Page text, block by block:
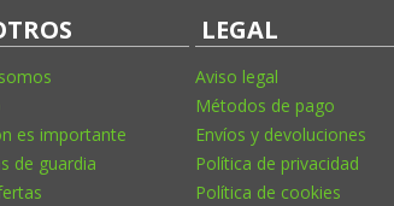
es importante
de guardia
LEGAL
Aviso legal
Métodos de pago
Envíos y devoluciones
Política de privacidad
Política de cookies